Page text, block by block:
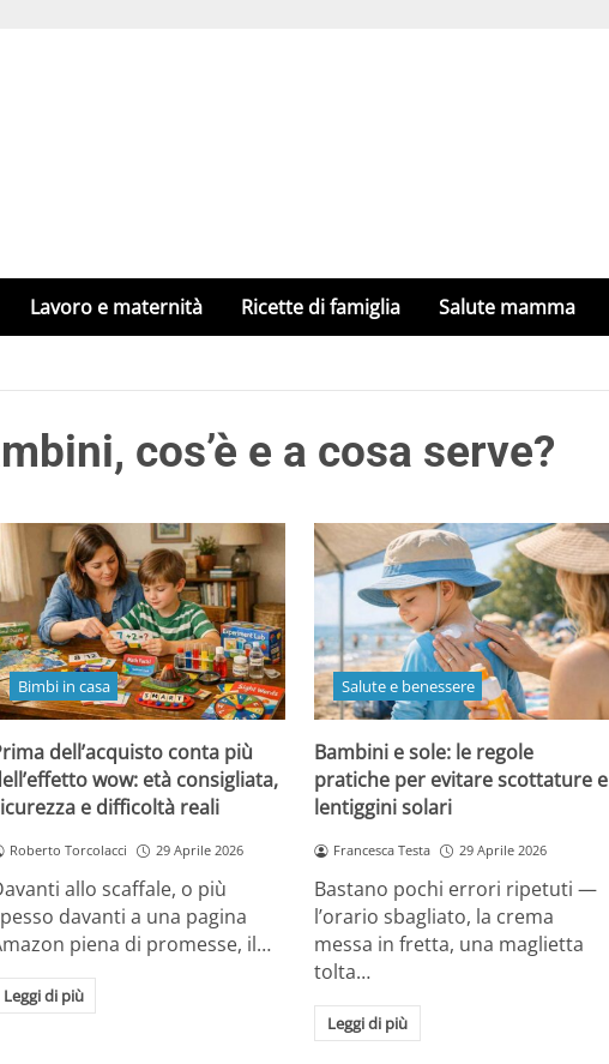
Lavoro e maternità Ricette di famiglia Salute mamma
cos’è e a cosa serve?
Bimbi in casa
dell’acquisto conta più
wow: età consigliata,
e difficoltà reali
Roberto Torcolacci 29 Aprile 2026
allo scaffale, o più
davanti a una pagina
piena di promesse, il…
Leggi di più
Salute e benessere
Bambini e sole: le regole
pratiche per evitare scottature e
lentiggini solari
Francesca Testa 29 Aprile 2026
Bastano pochi errori ripetuti —
l’orario sbagliato, la crema
messa in fretta, una maglietta
tolta…
Leggi di più